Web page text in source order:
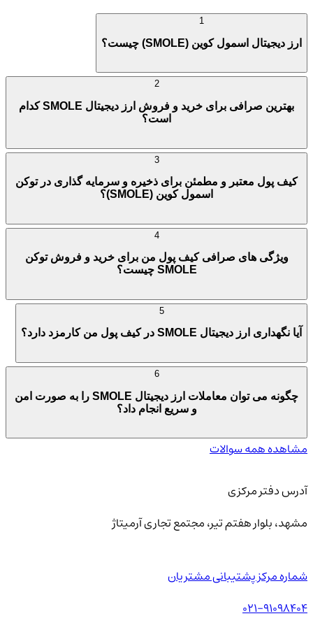
ارز دیجیتال اسمول کوین (SMOLE) چیست؟
بهترین صرافی برای خرید و فروش ارز دیجیتال SMOLE کدام
است؟
کیف پول معتبر و مطمئن برای ذخیره و سرمایه گذاری در توکن
اسمول کوین (SMOLE)؟
ویژگی های صرافی کیف پول من برای خرید و فروش توکن
SMOLE چیست؟
آیا نگهداری ارز دیجیتال SMOLE در کیف پول من کارمزد دارد؟
چگونه می توان معاملات ارز دیجیتال SMOLE را به صورت امن
و سریع انجام داد؟
مشاهده همه سوالات
آدرس دفتر مرکزی
مشهد، بلوار هفتم تیر، مجتمع تجاری آرمیتاژ
شماره مرکز پشتیبانی مشتریان
021-91098404